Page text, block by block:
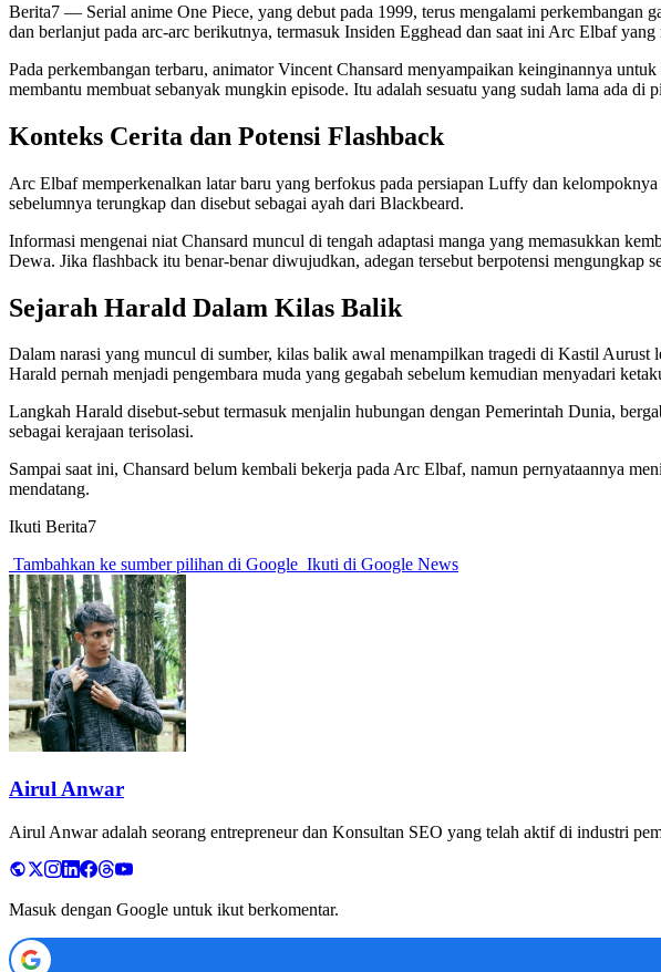
Berita7 — Serial anime One Piece, yang debut pada 1999, terus mengalami perkembangan
dan berlanjut pada arc-arc berikutnya, termasuk Insiden Egghead dan saat ini Arc Elbaf yang
Pada perkembangan terbaru, animator Vincent Chansard menyampaikan keinginannya
membantu membuat sebanyak mungkin episode. Itu adalah sesuatu yang sudah lama ada di
Konteks Cerita dan Potensi Flashback
Arc Elbaf memperkenalkan latar baru yang berfokus pada persiapan Luffy dan
sebelumnya terungkap dan disebut sebagai ayah dari Blackbeard.
Informasi mengenai niat Chansard muncul di tengah adaptasi manga yang memasukkan
Dewa. Jika flashback itu benar-benar diwujudkan, adegan tersebut berpotensi mengungkap
Sejarah Harald Dalam Kilas Balik
Dalam narasi yang muncul di sumber, kilas balik awal menampilkan tragedi di Kastil
Harald pernah menjadi pengembara muda yang gegabah sebelum kemudian menyadari
Langkah Harald disebut-sebut termasuk menjalin hubungan dengan Pemerintah Dunia,
sebagai kerajaan terisolasi.
Sampai saat ini, Chansard belum kembali bekerja pada Arc Elbaf, namun pernyataannya
mendatang.
Ikuti Berita7
Tambahkan ke sumber pilihan di Google Ikuti di Google News
Airul Anwar
Airul Anwar adalah seorang entrepreneur dan Konsultan SEO yang telah aktif di industri
Masuk dengan Google untuk ikut berkomentar.